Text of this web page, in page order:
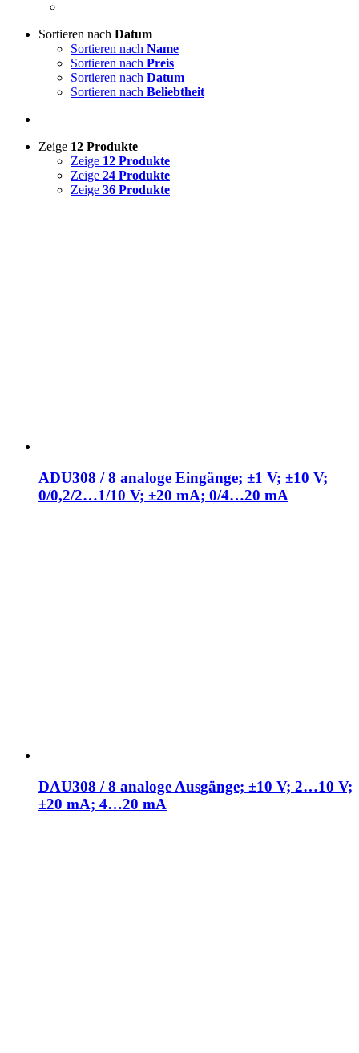
Sortieren nach Datum
Sortieren nach Name
Sortieren nach Preis
Sortieren nach Datum
Sortieren nach Beliebtheit
Zeige 12 Produkte
Zeige 12 Produkte
Zeige 24 Produkte
Zeige 36 Produkte
ADU308 / 8 analoge Eingänge; ±1 V; ±10 V;
0/0,2/2…1/10 V; ±20 mA; 0/4…20 mA
DAU308 / 8 analoge Ausgänge; ±10 V; 2…10 V;
±20 mA; 4…20 mA